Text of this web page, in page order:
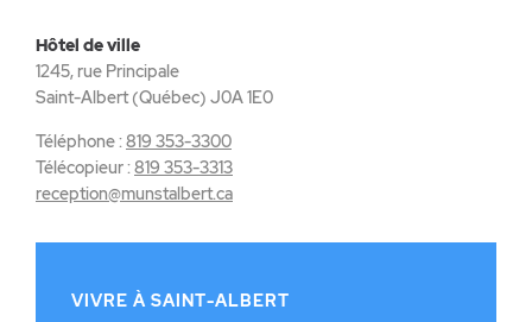
Hôtel de ville
1245, rue Principale
Saint-Albert (Québec) J0A 1E0
Téléphone :819 353-3300
Télécopieur :819 353-3313
reception@munstalbert.ca
VIVRE À SAINT-ALBERT